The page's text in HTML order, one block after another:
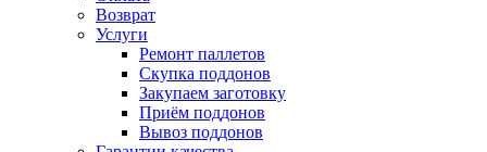
Возврат
Услуги
Ремонт паллетов
Скупка поддонов
Закупаем заготовку
Приём поддонов
Вывоз поддонов